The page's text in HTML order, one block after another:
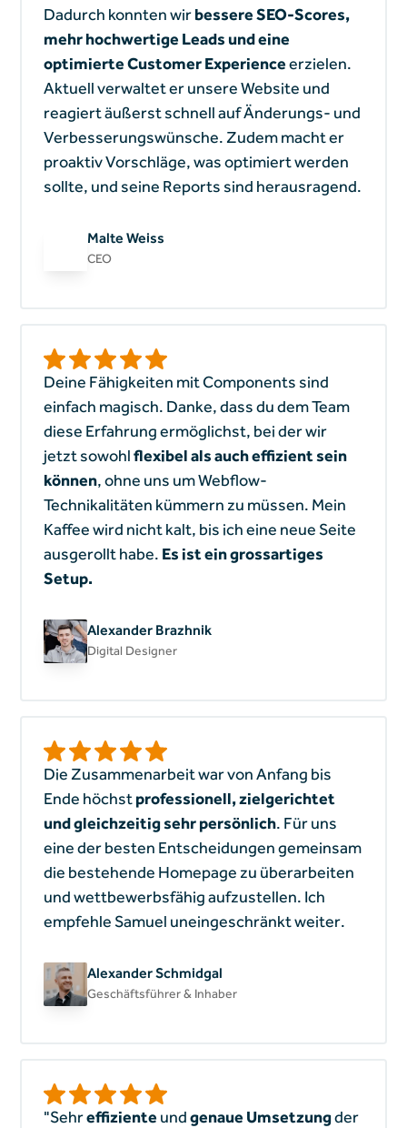
Dadurch konnten wirbessere SEO-Scores,
mehr hochwertige Leads und eine
optimierte Customer Experienceerzielen.
Aktuell verwaltet er unsere Website und
reagiert äußerst schnell auf Änderungs- und
Verbesserungswünsche. Zudem macht er
proaktiv Vorschläge, was optimiert werden
sollte, und seine Reports sind herausragend.
Malte Weiss
CEO
Deine Fähigkeiten mit Components sind
einfach magisch. Danke, dass du dem Team
diese Erfahrung ermöglichst, bei der wir
jetzt sowohlflexibel als auch effizient sein
können, ohne uns um Webflow-
Technikalitäten kümmern zu müssen. Mein
Kaffee wird nicht kalt, bis ich eine neue Seite
ausgerollt habe. Es ist ein grossartiges
Setup.
Alexander Brazhnik
Digital Designer
Die Zusammenarbeit war von Anfang bis
Ende höchstprofessionell, zielgerichtet
und gleichzeitig sehr persönlich. Für uns
eine der besten Entscheidungen gemeinsam
die bestehende Homepage zu überarbeiten
und wettbewerbsfähig aufzustellen. Ich
empfehle Samuel uneingeschränkt weiter.
Alexander Schmidgal
Geschäftsführer & Inhaber
"Sehreffiziente undgenaue Umsetzungder